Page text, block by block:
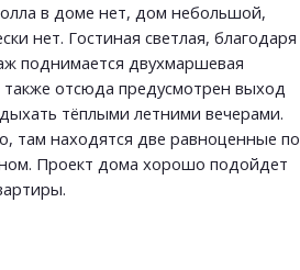
в доме нет, дом небольшой,
нет. Гостиная светлая, благодаря
поднимается двухмаршевая
отсюда предусмотрен выход
тёплыми летними вечерами.
там находятся две равноценные по
Проект дома хорошо подойдет